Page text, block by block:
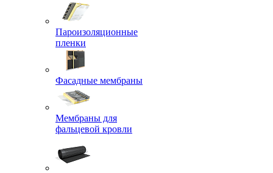
Пароизоляционные
пленки
Фасадные мембраны
Мембраны для
фальцевой кровли